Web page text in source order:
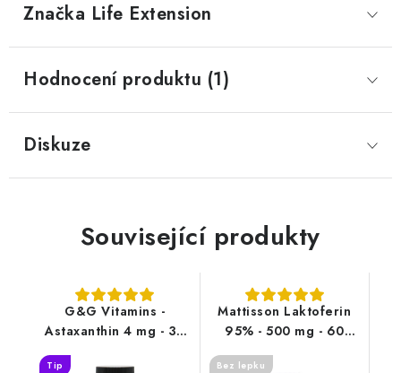
Značka Life Extension
Hodnocení produktu (1)
Diskuze
Související produkty
G&G Vitamins -
Astaxanthin 4 mg - 30
Tip
Mattisson Laktoferin
95% - 500 mg - 60
kapslí
Bez lepku